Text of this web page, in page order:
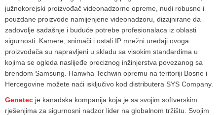
južnokorejski proizvođač videonadzorne opreme, nudi robusne i
pouzdane proizvode namijenjene videonadzoru, dizajnirane da
zadovolje sadašnje i buduće potrebe profesionalaca iz oblasti
sigurnosti. Kamere, snimači i ostali IP mrežni uređaji ovoga
proizvođača su napravljeni u skladu sa visokim standardima u
kojima se ogleda naslijeđe preciznog inžinjerstva povezanog sa
brendom Samsung. Hanwha Techwin opremu na teritoriji Bosne i
Hercegovine možete naći isključivo kod distributera SYS Company.
Genetec je kanadska kompanija koja je sa svojim softverskim
rješenjima za sigurnosni nadzor lider na globalnom tržištu. Svojim